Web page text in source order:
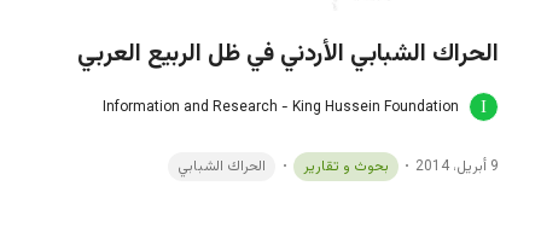
الحراك الشبابي الأردني في ظل الربيع العربي
Information and Research - King Hussein Foundation
9 أبريل، 2014 بحوث و تقارير الحراك الشبابي